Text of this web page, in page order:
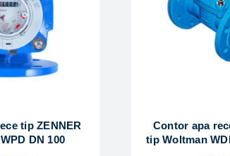
tip ZENNER
DN 100
Contor apa
tip Woltman